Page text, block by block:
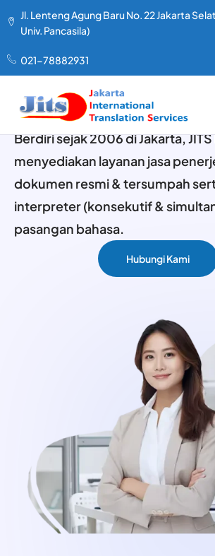
Jl. Lenteng Agung Baru No. 22 Jakarta
Univ. Pancasila)
021-78882931
TENTANG KAMI
PAKET HARGA
TESTIMONIAL
Berdiri sejak 2006 di Jakarta,
menyediakan layanan jasa
dokumen resmi & tersumpah
interpreter (konsekutif &
pasangan bahasa.
Hubungi Kami